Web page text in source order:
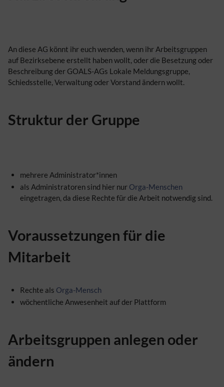
An diese AG könnt ihr euch wenden, wenn ihr Arbeitsgruppen
auf Bezirksebene erstellt haben wollt, oder die Besetzung oder
Beschreibung der GOALS-AGs Lokale Meldungsgruppe,
Schiedsstelle, Verwaltung oder Vorstand ändern wollt.
Struktur der Gruppe
mehrere Administrator*innen
als Administratoren sind hier nur Orga-Menschen
eingetragen, da diese Rechte für die Arbeit notwendig sind.
Voraussetzungen für die
Mitarbeit
Rechte als Orga-Mensch
wöchentliche Anwesenheit auf der Plattform
Arbeitsgruppen anlegen oder
ändern